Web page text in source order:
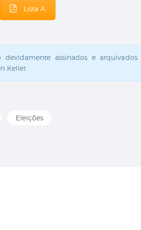
Lista A
assinados e arquivados
Keller.
Eleições